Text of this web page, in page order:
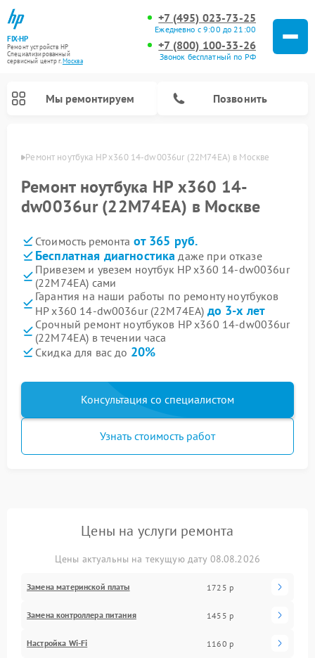
FIX-HP
Ремонт устройств HP
Специализированный
cервисный центр г.Москва
+7 (495) 023-73-25
Ежедневно с 9:00 до 21:00
+7 (800) 100-33-26
Звонок бесплатный по РФ
Мы ремонтируем Позвонить
Ремонт ноутбука HP x360 14-dw0036ur (22M74EA) в Москве
Ремонт ноутбука HP x360 14-
dw0036ur (22M74EA) в Москве
Стоимость ремонта от 365 руб.
Бесплатная диагностика даже при отказе
Привезем и увезем ноутбук HP x360 14-dw0036ur
(22M74EA) сами
Гарантия на наши работы по ремонту ноутбуков
HP x360 14-dw0036ur (22M74EA) до 3-х лет
Срочный ремонт ноутбуков HP x360 14-dw0036ur
(22M74EA) в течении часа
Скидка для вас до 20%
Консультация со специалистом
Узнать стоимость работ
Цены на услуги ремонта
Цены актуальны на текущую дату 08.08.2026
Замена материнской платы 1725 р
Замена контроллера питания 1455 р
Настройка Wi-Fi 1160 р